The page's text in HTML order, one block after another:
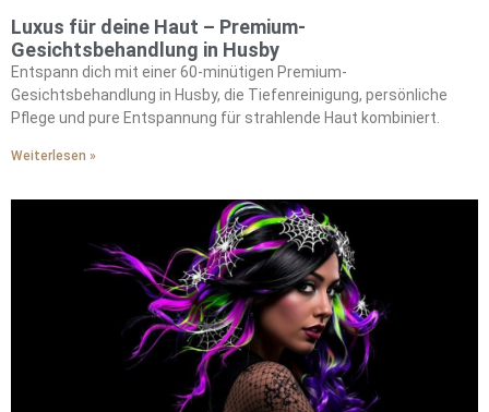
Luxus für deine Haut – Premium-
Gesichtsbehandlung in Husby
Entspann dich mit einer 60-minütigen Premium-
Gesichtsbehandlung in Husby, die Tiefenreinigung, persönliche
Pflege und pure Entspannung für strahlende Haut kombiniert.
Weiterlesen »